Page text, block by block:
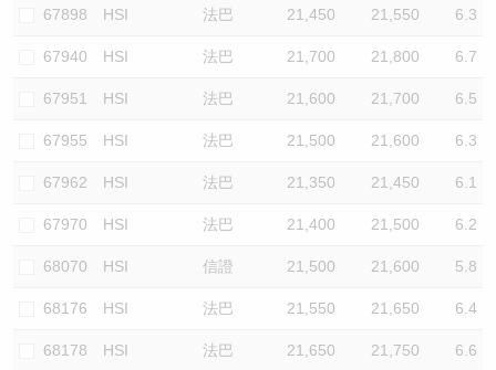
67898 HSI 法巴 21,450 21,550 6.3
67940 HSI 法巴 21,700 21,800 6.7
67951 HSI 法巴 21,600 21,700 6.5
67955 HSI 法巴 21,500 21,600 6.3
67962 HSI 法巴 21,350 21,450 6.1
67970 HSI 法巴 21,400 21,500 6.2
68070 HSI 信證 21,500 21,600 5.8
68176 HSI 法巴 21,550 21,650 6.4
68178 HSI 法巴 21,650 21,750 6.6
牛熊證文件及公告 (瑞信)
收市競價變化